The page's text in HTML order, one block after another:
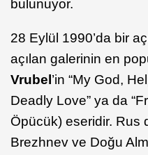
bulunuyor.
28 Eylül 1990’da bir
açılan galerinin en
Vrubel ’in “My God,
Deadly Love” ya da “
Öpücük) eseridir. Rus
Brezhnev ve Doğu